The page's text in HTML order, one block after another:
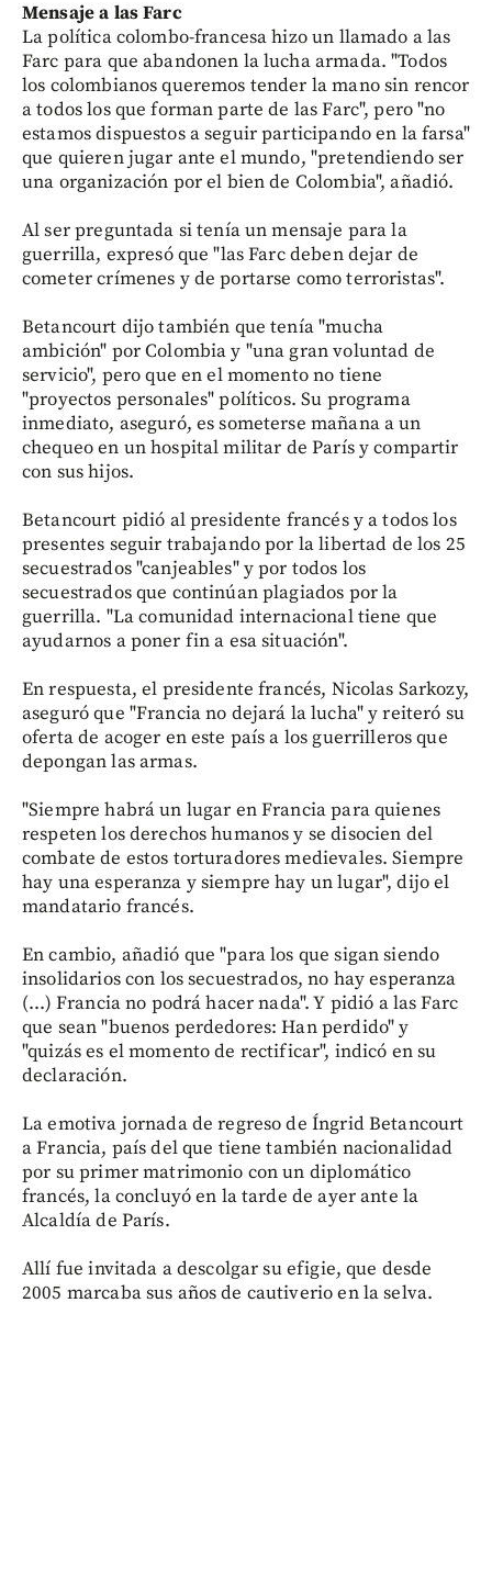
Mensaje a las Farc
La política colombo-francesa hizo un llamado a las
Farc para que abandonen la lucha armada. "Todos
los colombianos queremos tender la mano sin rencor
a todos los que forman parte de las Farc", pero "no
estamos dispuestos a seguir participando en la farsa"
que quieren jugar ante el mundo, "pretendiendo ser
una organización por el bien de Colombia", añadió.
Al ser preguntada si tenía un mensaje para la
guerrilla, expresó que "las Farc deben dejar de
cometer crímenes y de portarse como terroristas".
Betancourt dijo también que tenía "mucha
ambición" por Colombia y "una gran voluntad de
servicio", pero que en el momento no tiene
"proyectos personales" políticos. Su programa
inmediato, aseguró, es someterse mañana a un
chequeo en un hospital militar de París y compartir
con sus hijos.
Betancourt pidió al presidente francés y a todos los
presentes seguir trabajando por la libertad de los 25
secuestrados "canjeables" y por todos los
secuestrados que continúan plagiados por la
guerrilla. "La comunidad internacional tiene que
ayudarnos a poner fin a esa situación".
En respuesta, el presidente francés, Nicolas Sarkozy,
aseguró que "Francia no dejará la lucha" y reiteró su
oferta de acoger en este país a los guerrilleros que
depongan las armas.
"Siempre habrá un lugar en Francia para quienes
respeten los derechos humanos y se disocien del
combate de estos torturadores medievales. Siempre
hay una esperanza y siempre hay un lugar", dijo el
mandatario francés.
En cambio, añadió que "para los que sigan siendo
insolidarios con los secuestrados, no hay esperanza
(...) Francia no podrá hacer nada". Y pidió a las Farc
que sean "buenos perdedores: Han perdido" y
"quizás es el momento de rectificar", indicó en su
declaración.
La emotiva jornada de regreso de Íngrid Betancourt
a Francia, país del que tiene también nacionalidad
por su primer matrimonio con un diplomático
francés, la concluyó en la tarde de ayer ante la
Alcaldía de París.
Allí fue invitada a descolgar su efigie, que desde
2005 marcaba sus años de cautiverio en la selva.